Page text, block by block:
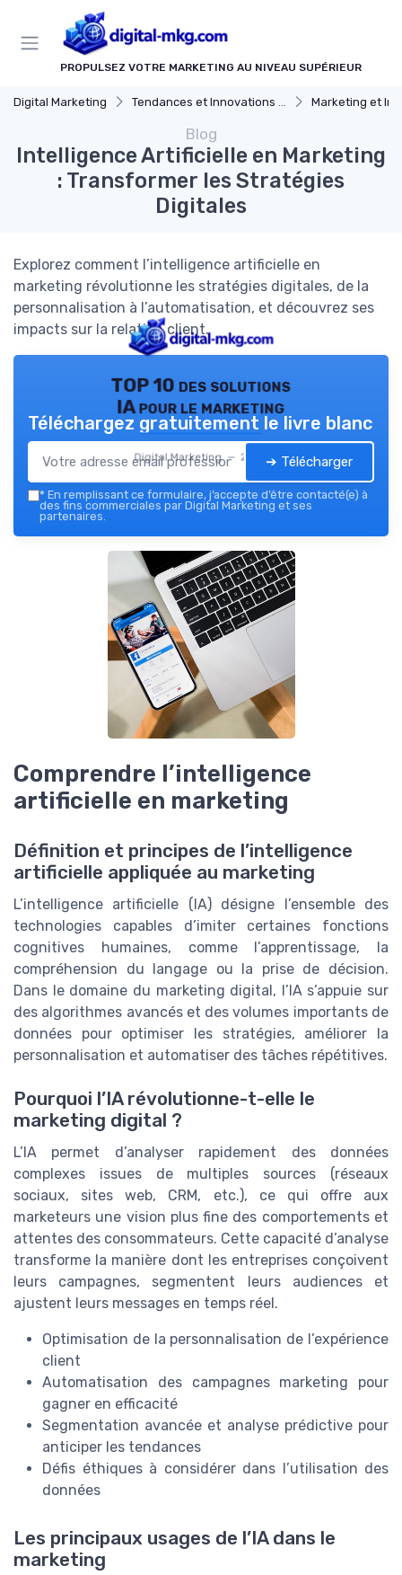
PROPULSEZ VOTRE MARKETING AU NIVEAU SUPÉRIEUR
Digital Marketing Tendances et Innovations marketing digital Marketing et
Blog
Intelligence Artificielle en Marketing
: Transformer les Stratégies
Digitales
Explorez comment l’intelligence artificielle en
marketing révolutionne les stratégies digitales, de la
personnalisation à l’automatisation, et découvrez ses
impacts sur la relation client.
TOP 10 des solutions
IA pour le marketing
Digital Marketing — 2026
Téléchargez gratuitement le livre blanc
➔ Télécharger
* En remplissant ce formulaire, j’accepte d’être contacté(e) à
des fins commerciales par Digital Marketing et ses
partenaires.
Comprendre l’intelligence
artificielle en marketing
Définition et principes de l’intelligence
artificielle appliquée au marketing
L’intelligence artificielle (IA) désigne l’ensemble des
technologies capables d’imiter certaines fonctions
cognitives humaines, comme l’apprentissage, la
compréhension du langage ou la prise de décision.
Dans le domaine du marketing digital, l’IA s’appuie sur
des algorithmes avancés et des volumes importants de
données pour optimiser les stratégies, améliorer la
personnalisation et automatiser des tâches répétitives.
Pourquoi l’IA révolutionne-t-elle le
marketing digital ?
L’IA permet d’analyser rapidement des données
complexes issues de multiples sources (réseaux
sociaux, sites web, CRM, etc.), ce qui offre aux
marketeurs une vision plus fine des comportements et
attentes des consommateurs. Cette capacité d’analyse
transforme la manière dont les entreprises conçoivent
leurs campagnes, segmentent leurs audiences et
ajustent leurs messages en temps réel.
Optimisation de la personnalisation de l’expérience
client
Automatisation des campagnes marketing pour
gagner en efficacité
Segmentation avancée et analyse prédictive pour
anticiper les tendances
Défis éthiques à considérer dans l’utilisation des
données
Les principaux usages de l’IA dans le
marketing
Panneau de gestion des cookies